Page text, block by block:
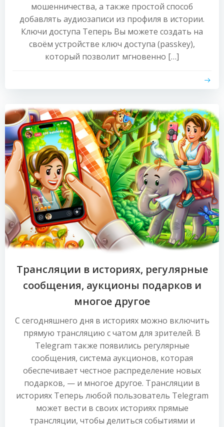
мошенничества, а также простой способ
добавлять аудиозаписи из профиля в истории.
Ключи доступа Теперь Вы можете создать на
своём устройстве ключ доступа (passkey),
который позволит мгновенно […]
Трансляции в историях, регулярные
сообщения, аукционы подарков и
многое другое
С сегодняшнего дня в историях можно включить
прямую трансляцию с чатом для зрителей. В
Telegram также появились регулярные
сообщения, система аукционов, которая
обеспечивает честное распределение новых
подарков, — и многое другое. Трансляции в
историях Теперь любой пользователь Telegram
может вести в своих историях прямые
трансляции, чтобы делиться событиями и